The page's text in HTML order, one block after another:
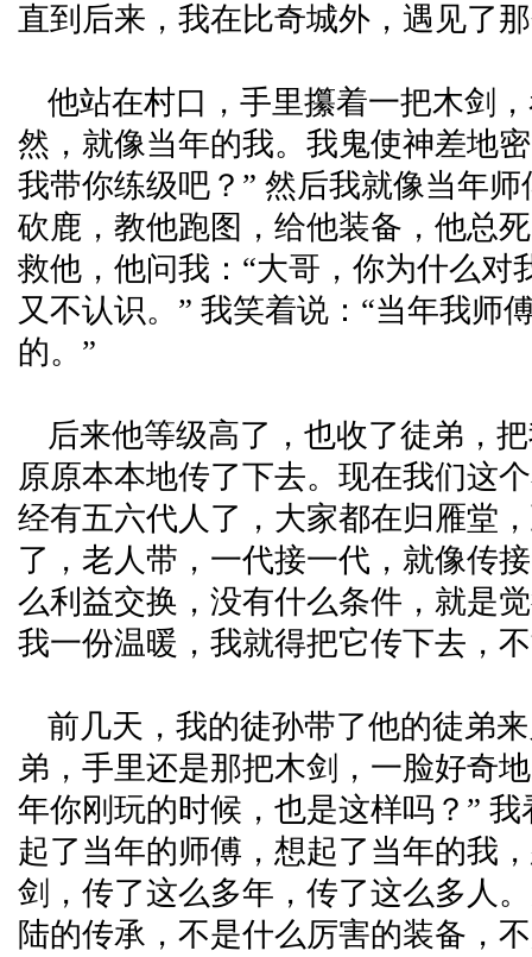
直到后来，我在比奇城外，遇见了
他站在村口，手里攥着一把木剑
然，就像当年的我。我鬼使神差地
我带你练级吧？” 然后我就像当年
砍鹿，教他跑图，给他装备，他总
救他，他问我：“大哥，你为什么对
又不认识。” 我笑着说：“当年我师
的。”
后来他等级高了，也收了徒弟，
原原本本地传了下去。现在我们这
经有五六代人了，大家都在归雁堂
了，老人带，一代接一代，就像传
么利益交换，没有什么条件，就是
我一份温暖，我就得把它传下去，
前几天，我的徒孙带了他的徒弟
弟，手里还是那把木剑，一脸好奇
年你刚玩的时候，也是这样吗？”
起了当年的师傅，想起了当年的我
剑，传了这么多年，传了这么多人
陆的传承，不是什么厉害的装备，